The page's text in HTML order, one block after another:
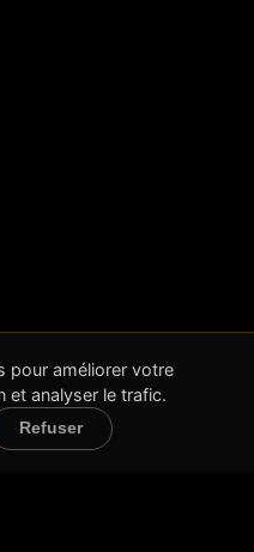
pour améliorer votre
et analyser le trafic.
Refuser